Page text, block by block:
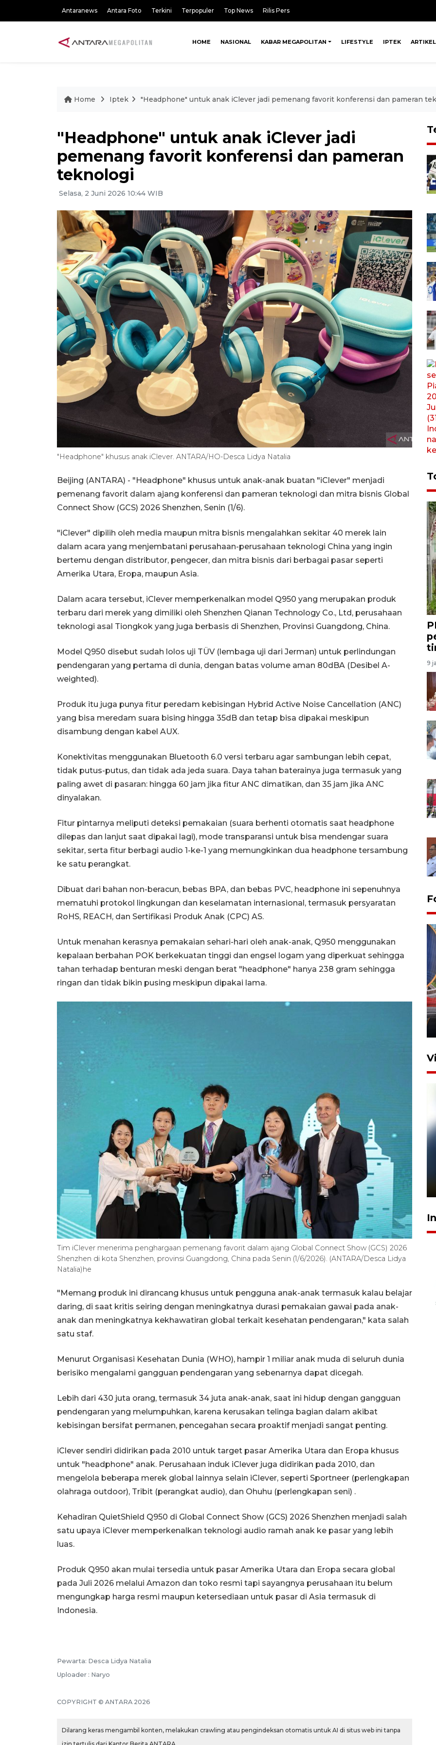
Antaranews Antara Foto Terkini Terpopuler Top News Rilis Pers
HOME NASIONAL KABAR MEGAPOLITAN LIFESTYLE IPTEK ARTIKEL
Home Iptek "Headphone" untuk anak iClever jadi pemenang favorit konferensi dan pameran
"Headphone" untuk anak iClever jadi
pemenang favorit konferensi dan pameran
teknologi
Selasa, 2 Juni 2026 10:44 WIB
"Headphone" khusus anak iClever. ANTARA/HO-Desca Lidya Natalia
Beijing (ANTARA) - "Headphone" khusus untuk anak-anak buatan "iClever" menjadi
pemenang favorit dalam ajang konferensi dan pameran teknologi dan mitra bisnis Global
Connect Show (GCS) 2026 Shenzhen, Senin (1/6).
"iClever" dipilih oleh media maupun mitra bisnis mengalahkan sekitar 40 merek lain
dalam acara yang menjembatani perusahaan-perusahaan teknologi China yang ingin
bertemu dengan distributor, pengecer, dan mitra bisnis dari berbagai pasar seperti
Amerika Utara, Eropa, maupun Asia.
Dalam acara tersebut, iClever memperkenalkan model Q950 yang merupakan produk
terbaru dari merek yang dimiliki oleh Shenzhen Qianan Technology Co., Ltd, perusahaan
teknologi asal Tiongkok yang juga berbasis di Shenzhen, Provinsi Guangdong, China.
Model Q950 disebut sudah lolos uji TÜV (lembaga uji dari Jerman) untuk perlindungan
pendengaran yang pertama di dunia, dengan batas volume aman 80dBA (Desibel A-
weighted).
Produk itu juga punya fitur peredam kebisingan Hybrid Active Noise Cancellation (ANC)
yang bisa meredam suara bising hingga 35dB dan tetap bisa dipakai meskipun
disambung dengan kabel AUX.
Konektivitas menggunakan Bluetooth 6.0 versi terbaru agar sambungan lebih cepat,
tidak putus-putus, dan tidak ada jeda suara. Daya tahan baterainya juga termasuk yang
paling awet di pasaran: hingga 60 jam jika fitur ANC dimatikan, dan 35 jam jika ANC
dinyalakan.
Fitur pintarnya meliputi deteksi pemakaian (suara berhenti otomatis saat headphone
dilepas dan lanjut saat dipakai lagi), mode transparansi untuk bisa mendengar suara
sekitar, serta fitur berbagi audio 1-ke-1 yang memungkinkan dua headphone tersambung
ke satu perangkat.
Dibuat dari bahan non-beracun, bebas BPA, dan bebas PVC, headphone ini sepenuhnya
mematuhi protokol lingkungan dan keselamatan internasional, termasuk persyaratan
RoHS, REACH, dan Sertifikasi Produk Anak (CPC) AS.
Untuk menahan kerasnya pemakaian sehari-hari oleh anak-anak, Q950 menggunakan
kepalaan berbahan POK berkekuatan tinggi dan engsel logam yang diperkuat sehingga
tahan terhadap benturan meski dengan berat "headphone" hanya 238 gram sehingga
ringan dan tidak bikin pusing meskipun dipakai lama.
Tim iClever menerima penghargaan pemenang favorit dalam ajang Global Connect Show (GCS) 2026
Shenzhen di kota Shenzhen, provinsi Guangdong, China pada Senin (1/6/2026). (ANTARA/Desca Lidya
Natalia)he
"Memang produk ini dirancang khusus untuk pengguna anak-anak termasuk kalau belajar
daring, di saat kritis seiring dengan meningkatnya durasi pemakaian gawai pada anak-
anak dan meningkatnya kekhawatiran global terkait kesehatan pendengaran," kata salah
satu staf.
Menurut Organisasi Kesehatan Dunia (WHO), hampir 1 miliar anak muda di seluruh dunia
berisiko mengalami gangguan pendengaran yang sebenarnya dapat dicegah.
Lebih dari 430 juta orang, termasuk 34 juta anak-anak, saat ini hidup dengan gangguan
pendengaran yang melumpuhkan, karena kerusakan telinga bagian dalam akibat
kebisingan bersifat permanen, pencegahan secara proaktif menjadi sangat penting.
iClever sendiri didirikan pada 2010 untuk target pasar Amerika Utara dan Eropa khusus
untuk "headphone" anak. Perusahaan induk iClever juga didirikan pada 2010, dan
mengelola beberapa merek global lainnya selain iClever, seperti Sportneer (perlengkapan
olahraga outdoor), Tribit (perangkat audio), dan Ohuhu (perlengkapan seni) .
Kehadiran QuietShield Q950 di Global Connect Show (GCS) 2026 Shenzhen menjadi salah
satu upaya iClever memperkenalkan teknologi audio ramah anak ke pasar yang lebih
luas.
Produk Q950 akan mulai tersedia untuk pasar Amerika Utara dan Eropa secara global
pada Juli 2026 melalui Amazon dan toko resmi tapi sayangnya perusahaan itu belum
mengungkap harga resmi maupun ketersediaan untuk pasar di Asia termasuk di
Indonesia.
Pewarta: Desca Lidya Natalia
Uploader : Naryo
COPYRIGHT © ANTARA 2026
Dilarang keras mengambil konten, melakukan crawling atau pengindeksan otomatis untuk AI di situs web ini tanpa
9
perlintasan sebidang di
Pelanggan Filaha Farm setia
sampai 8 tahan?
1 Juni 2026 05:47
Sinyal positif perekonomian
Indonesia